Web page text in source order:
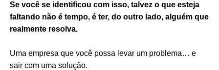
Se você se identificou com isso, talvez o que esteja
faltando não é tempo, é ter, do outro lado, alguém que
realmente resolva.
Uma empresa que você possa levar um problema… e
sair com uma solução.